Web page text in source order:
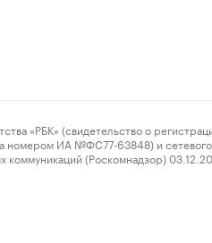
(свидетельство о
ИА №ФС77-63848) и
коммуникаций (Роскомнадзор)